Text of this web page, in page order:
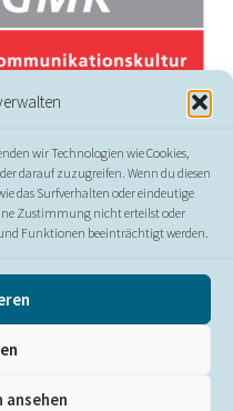
wir Technologien wie Cookies,
darauf zuzugreifen. Wenn du diesen
das Surfverhalten oder eindeutige
Zustimmung nicht erteilst oder
Funktionen beeinträchtigt werden.
ansehen
//Datenschutz//
zur Barrierefreiheit